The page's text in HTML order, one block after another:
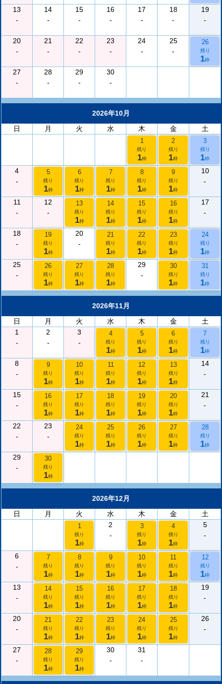
13
-
14
-
15
-
16
-
17
-
18
-
19
-
20
-
21
-
22
-
23
-
24
-
25
-
26
残り
1枠
27
-
28
-
29
-
30
-
2026年10月
日
月 火 水 木 金 土
1
残り
1枠
2
残り
1枠
3
残り
1枠
4
-
5
残り
1枠
6
残り
1枠
7
残り
1枠
8
残り
1枠
9
残り
1枠
10
-
11
-
12
-
13
残り
1枠
14
残り
1枠
15
残り
1枠
16
残り
1枠
17
-
18
-
19
残り
1枠
20
-
21
残り
1枠
22
残り
1枠
23
残り
1枠
24
残り
1枠
25
-
26
残り
1枠
27
残り
1枠
28
残り
1枠
29
-
30
残り
1枠
31
残り
1枠
2026年11月
日
月 火 水 木 金
土
1
-
2
-
3
-
4
残り
1枠
5
残り
1枠
6
残り
1枠
7
残り
1枠
8
-
9
残り
1枠
10
残り
1枠
11
残り
1枠
12
残り
1枠
13
残り
1枠
14
-
15
-
16
残り
1枠
17
残り
1枠
18
残り
1枠
19
残り
1枠
20
残り
1枠
21
-
22
-
23
-
24
残り
1枠
25
残り
1枠
26
残り
1枠
27
残り
1枠
28
残り
1枠
29
-
30
残り
1枠
2026年12月
日
月 火 水 木 金 土
1
残り
1枠
2
-
3
残り
1枠
4
残り
1枠
5
-
6
-
7
残り
1枠
8
残り
1枠
9
残り
1枠
10
残り
1枠
11
残り
1枠
12
残り
1枠
13
-
14
残り
1枠
15
残り
1枠
16
残り
1枠
17
残り
1枠
18
残り
1枠
19
-
20
-
21
残り
1枠
22
残り
1枠
23
残り
1枠
24
残り
1枠
25
残り
1枠
26
-
27
-
28
残り
1枠
29
残り
1枠
30
-
31
-